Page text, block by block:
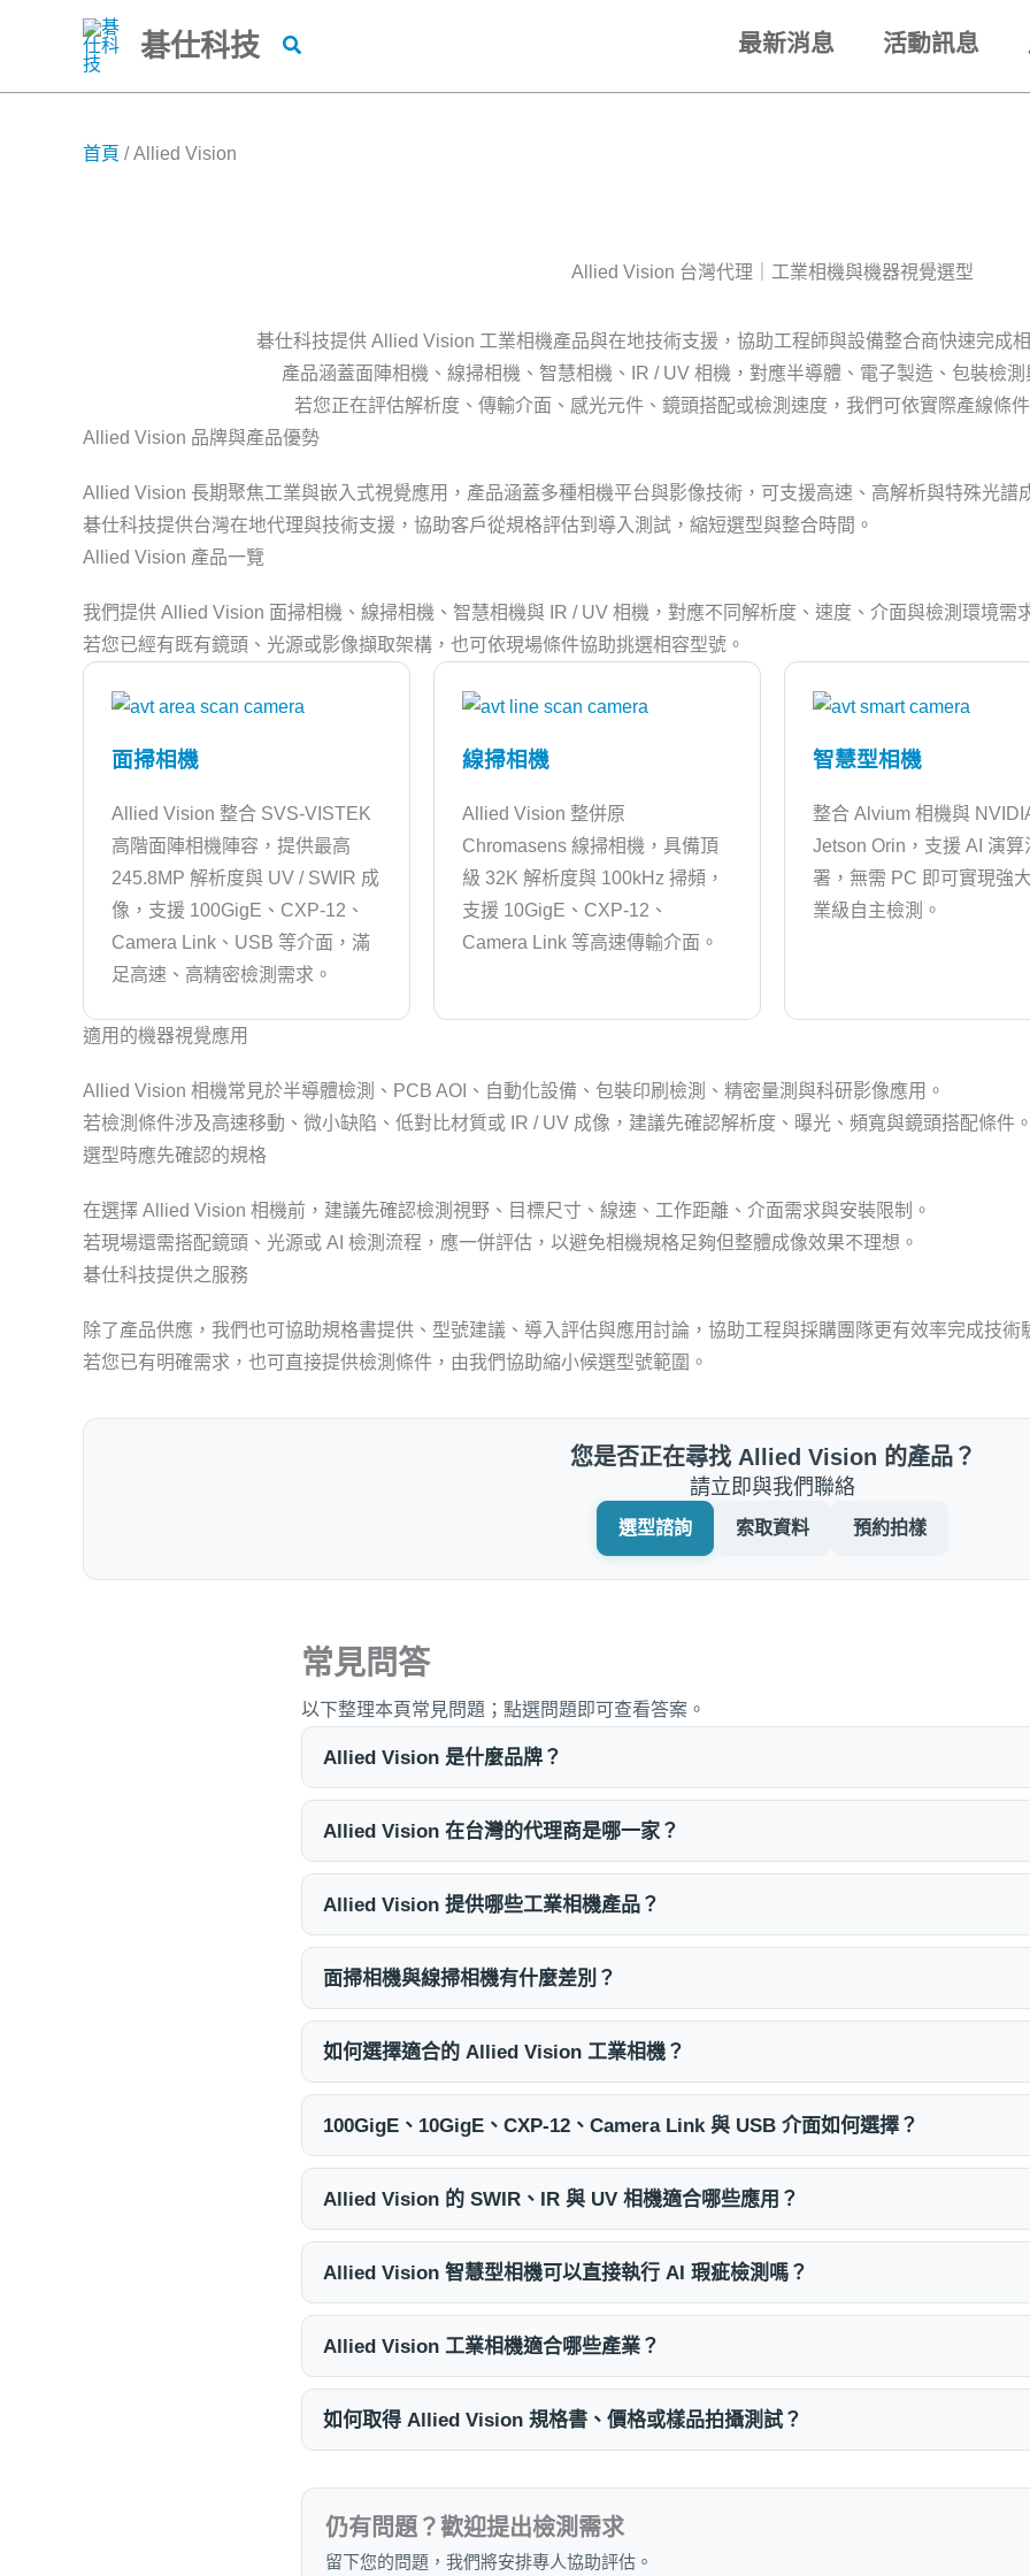
碁仕科技
搜
最新消息 活動訊息
首頁 /Allied Vision
Allied Vision 台灣代理｜工業相機與機器視覺選型
碁仕科技提供 Allied Vision 工業相機產品與在地技術支援，協助工程師與設備整合商快速完成
產品涵蓋面陣相機、線掃相機、智慧相機、IR / UV 相機，對應半導體、電子製造、包裝檢
若您正在評估解析度、傳輸介面、感光元件、鏡頭搭配或檢測速度，我們可依實際產線條
Allied Vision 品牌與產品優勢
Allied Vision 長期聚焦工業與嵌入式視覺應用，產品涵蓋多種相機平台與影像技術，可支援高速、高解析與特殊光譜
碁仕科技提供台灣在地代理與技術支援，協助客戶從規格評估到導入測試，縮短選型與整合時間。
Allied Vision 產品一覽
我們提供 Allied Vision 面掃相機、線掃相機、智慧相機與 IR / UV 相機，對應不同解析度、速度、介面與檢測環境需
若您已經有既有鏡頭、光源或影像擷取架構，也可依現場條件協助挑選相容型號。
面掃相機
Allied Vision 整合 SVS-VISTEK
高階面陣相機陣容，提供最高
245.8MP 解析度與 UV / SWIR 成
像，支援 100GigE、CXP-12、
Camera Link、USB 等介面，滿
足高速、高精密檢測需求。
線掃相機
Allied Vision 整併原
Chromasens 線掃相機，具備頂
級 32K 解析度與 100kHz 掃頻，
支援 10GigE、CXP-12、
Camera Link 等高速傳輸介面。
智慧型相機
整合 Alvium 相機與
Jetson Orin，支援 AI 演算
署，無需 PC 即可實現強
業級自主檢測。
適用的機器視覺應用
Allied Vision 相機常見於半導體檢測、PCB AOI、自動化設備、包裝印刷檢測、精密量測與科研影像應用。
若檢測條件涉及高速移動、微小缺陷、低對比材質或 IR / UV 成像，建議先確認解析度、曝光、頻寬與鏡頭搭配條件。
選型時應先確認的規格
在選擇 Allied Vision 相機前，建議先確認檢測視野、目標尺寸、線速、工作距離、介面需求與安裝限制。
若現場還需搭配鏡頭、光源或 AI 檢測流程，應一併評估，以避免相機規格足夠但整體成像效果不理想。
碁仕科技提供之服務
除了產品供應，我們也可協助規格書提供、型號建議、導入評估與應用討論，協助工程與採購團隊更有效率完成技術
若您已有明確需求，也可直接提供檢測條件，由我們協助縮小候選型號範圍。
您是否正在尋找 Allied Vision 的產品？
請立即與我們聯絡
選型諮詢 索取資料 預約拍樣
常見問答
以下整理本頁常見問題；點選問題即可查看答案。
Allied Vision 是什麼品牌？
Allied Vision 在台灣的代理商是哪一家？
Allied Vision 提供哪些工業相機產品？
面掃相機與線掃相機有什麼差別？
如何選擇適合的 Allied Vision 工業相機？
100GigE、10GigE、CXP-12、Camera Link 與 USB 介面如何選擇？
Allied Vision 的 SWIR、IR 與 UV 相機適合哪些應用？
Allied Vision 智慧型相機可以直接執行 AI 瑕疵檢測嗎？
Allied Vision 工業相機適合哪些產業？
如何取得 Allied Vision 規格書、價格或樣品拍攝測試？
仍有問題？歡迎提出檢測需求
留下您的問題，我們將安排專人協助評估。